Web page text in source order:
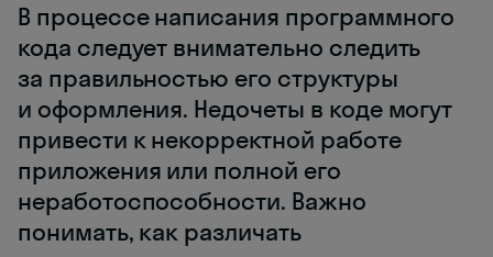
В процессе написания программного
кода следует внимательно следить
за правильностью его структуры
и оформления. Недочеты в коде могут
привести к некорректной работе
приложения или полной его
неработоспособности. Важно
понимать, как различать